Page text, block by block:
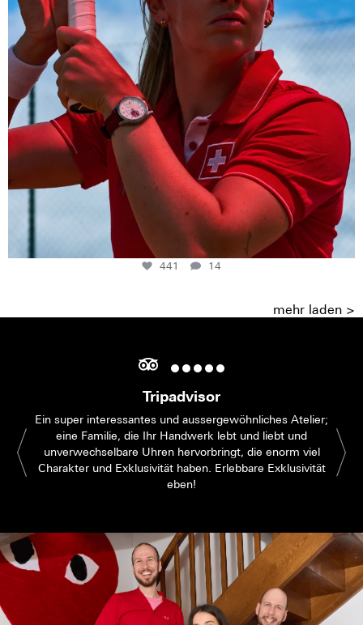
441 14
mehr laden >
Tripadvisor
Ein super interessantes und aussergewöhnliches Atelier;
eine Familie, die Ihr Handwerk lebt und liebt und
unverwechselbare Uhren hervorbringt, die enorm viel
Charakter und Exklusivität haben. Erlebbare Exklusivität
eben!